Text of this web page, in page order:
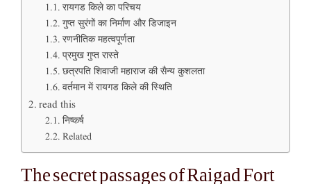
रायगड किले का परिचय
गुप्त सुरंगों का निर्माण और डिजाइन
रणनीतिक महत्वपूर्णता
प्रमुख गुप्त रास्ते
छत्रपति शिवाजी महाराज की सैन्य कुशलता
वर्तमान में रायगड किले की स्थिति
read this
निष्कर्ष
Related
The secret passages of Raigad Fort